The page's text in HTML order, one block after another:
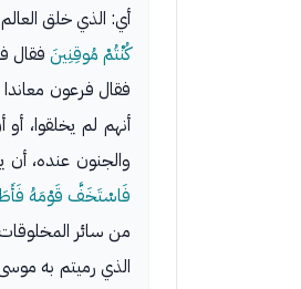
أي: الذي خلق
كُنْتُمْ مُوقِنِينَ فقال
فقال فرعون
أنهم لم يخلقوا،
والجنون عنده، أن
فَاسْتَخَفَّ قَوْمَهُ
من سائر المخلوقات
الذي رميتم به